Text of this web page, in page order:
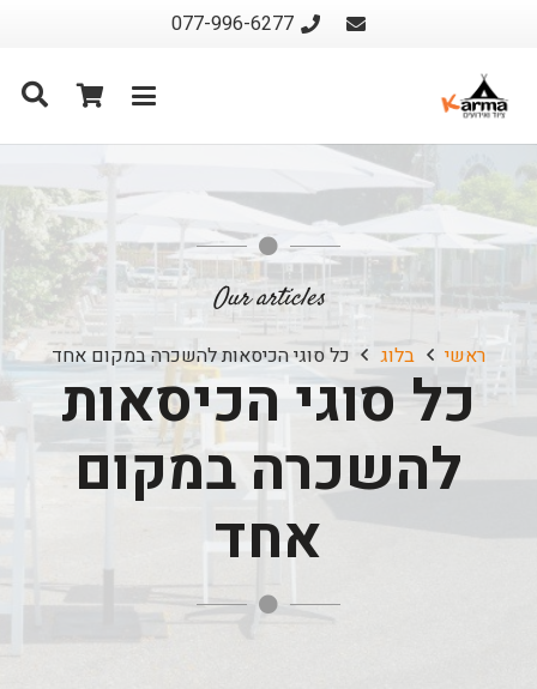
077-996-6277
Our articles
ראשי בלוג כל סוגי הכיסאות להשכרה במקום אחד
כל סוגי הכיסאות
להשכרה במקום
אחד